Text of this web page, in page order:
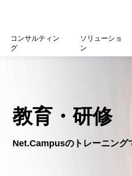
スイッチ
UTM／ルーター
セキュリティ
コンサルティン
グ
ソリューショ
ン
運用管理
クラウド管理
運用支援 Net.Monitor
マニュアル・ファームウェア
サポート対象バージョン一覧
小中高等学校
大学
重要なお知らせ
受賞・認定
環境保全活動
教育・研修
Net.Campusのトレーニング